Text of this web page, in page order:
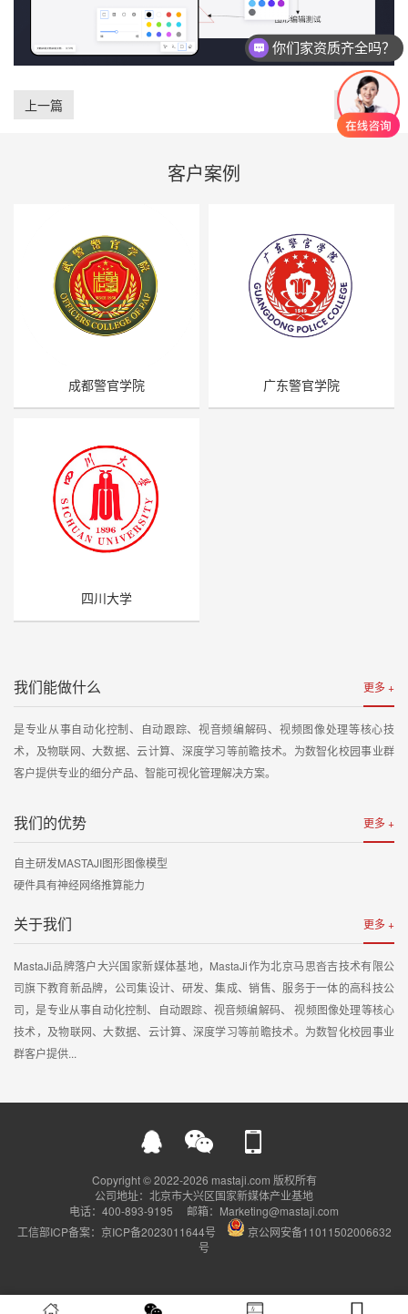
上一篇 下一篇
客户案例
成都警官学院 广东警官学院
四川大学
更多 +
我们能做什么
是专业从事自动化控制、自动跟踪、视音频编解码、视频图像处理等核心技
术，及物联网、大数据、云计算、深度学习等前瞻技术。为数智化校园事业群
客户提供专业的细分产品、智能可视化管理解决方案。
更多 +
我们的优势
自主研发MASTAJI图形图像模型
硬件具有神经网络推算能力
更多 +
关于我们
MastaJi品牌落户大兴国家新媒体基地，MastaJi作为北京马思沓吉技术有限公
司旗下教育新品牌，公司集设计、研发、集成、销售、服务于一体的高科技公
司，是专业从事自动化控制、自动跟踪、视音频编解码、 视频图像处理等核心
技术，及物联网、大数据、云计算、深度学习等前瞻技术。为数智化校园事业
群客户提供...
Copyright © 2022-2026 mastaji.com 版权所有
公司地址：北京市大兴区国家新媒体产业基地
电话：400-893-9195 邮箱：Marketing@mastaji.com
工信部ICP备案： 京ICP备2023011644号
京公网安备11011502006632
号
你们家资质齐全吗？